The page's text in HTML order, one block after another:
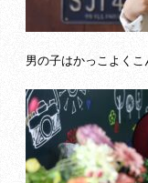
男の子はかっこよく